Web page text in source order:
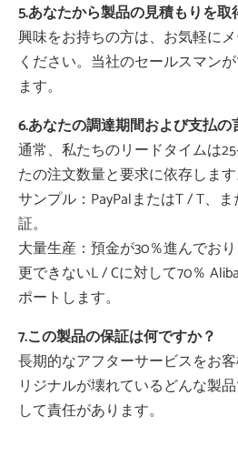
5.あなたから製品の見積もりを取
興味をお持ちの方は、お気軽に
ください。当社のセールスマン
ます。
6.あなたの調達期間および支払の
通常、私たちのリードタイムは
たの注文数量と要求に依存します
サンプル：PayPalまたはT / T、
証。
大量生産：預金が30％進んでお
更できないL / Cに対して70％
ポートします。
7.この製品の保証は何ですか？
長期的なアフターサービスをお
リジナルが壊れているどんな製
して責任があります。